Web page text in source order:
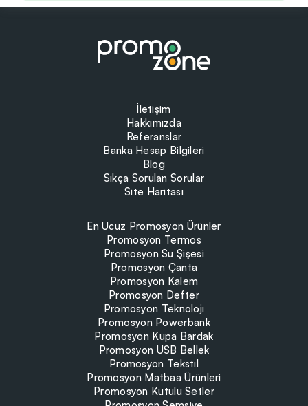
İletişim
Hakkımızda
Referanslar
Banka Hesap Bilgileri
Blog
Sıkça Sorulan Sorular
Site Haritası
En Ucuz Promosyon Ürünler
Promosyon Termos
Promosyon Su Şişesi
Promosyon Çanta
Promosyon Kalem
Promosyon Defter
Promosyon Teknoloji
Promosyon Powerbank
Promosyon Kupa Bardak
Promosyon USB Bellek
Promosyon Tekstil
Promosyon Matbaa Ürünleri
Promosyon Kutulu Setler